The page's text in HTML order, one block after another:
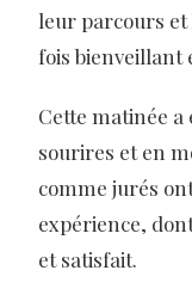
leur parcours
fois bienveillant
Cette matinée
sourires et en
comme jurés
expérience,
et satisfait.